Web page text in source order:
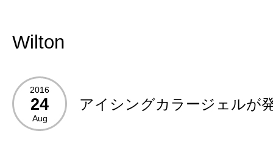
Wilton
2016
24
Aug
アイシングカラージェルが